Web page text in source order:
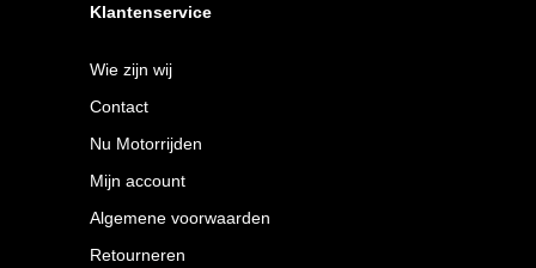
Klantenservice
Wie zijn wij
Contact
Nu Motorrijden
Mijn account
Algemene voorwaarden
Retourneren